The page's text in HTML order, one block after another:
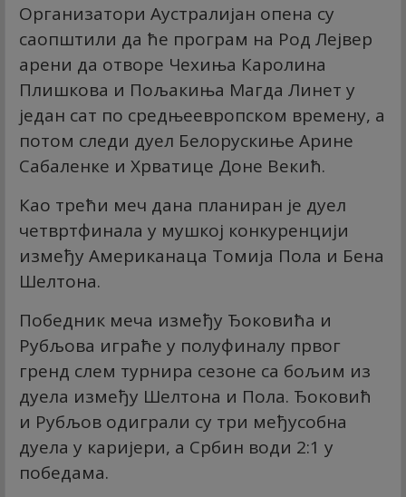
Организатори Аустралијан опена су
саопштили да ће програм на Род Лејвер
арени да отворе Чехиња Каролина
Плишкова и Пољакиња Магда Линет у
један сат по средњеевропском времену, а
потом следи дуел Белорускиње Арине
Сабаленке и Хрватице Доне Векић.
Као трећи меч дана планиран је дуел
четвртфинала у мушкој конкуренцији
између Американаца Томија Пола и Бена
Шелтона.
Победник меча између Ђоковића и
Рубљова играће у полуфиналу првог
гренд слем турнира сезоне са бољим из
дуела између Шелтона и Пола. Ђоковић
и Рубљов одиграли су три међусобна
дуела у каријери, а Србин води 2:1 у
победама.